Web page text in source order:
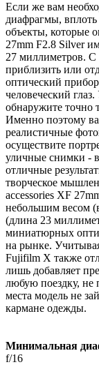
Если же вам
диафрагмы, вплоть
объекты, которые
27mm F2.8 Silver
27 миллиметров. С
приблизить или
оптический
человеческий
обнаружите точно
Именно поэтому
реалистичные
осуществите
уличные снимки -
отличные
творческое
accessories XF
небольшим весом
(длина 23
миниатюрных
на рынке.
Fujifilm X также
лишь добавляет
любую поездку, не
места модель не
кармане одежды.
Минимальная
f/16